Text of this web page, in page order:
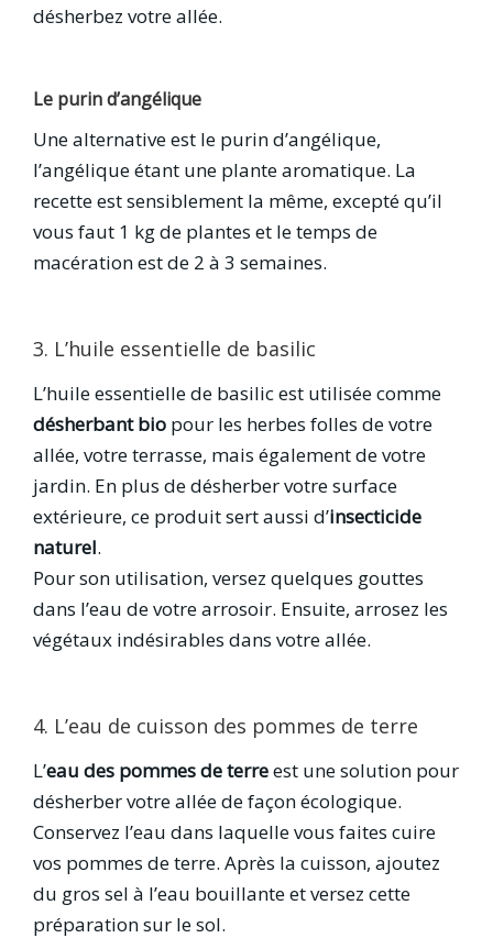
désherbez votre allée.
Le purin d’angélique
Une alternative est le purin d’angélique,
l’angélique étant une plante aromatique. La
recette est sensiblement la même, excepté qu’il
vous faut 1 kg de plantes et le temps de
macération est de 2 à 3 semaines.
3. L’huile essentielle de basilic
L’huile essentielle de basilic est utilisée comme
désherbant bio pour les herbes folles de votre
allée, votre terrasse, mais également de votre
jardin. En plus de désherber votre surface
extérieure, ce produit sert aussi d’insecticide
naturel.
Pour son utilisation, versez quelques gouttes
dans l’eau de votre arrosoir. Ensuite, arrosez les
végétaux indésirables dans votre allée.
4. L’eau de cuisson des pommes de terre
L’eau des pommes de terreest une solution pour
désherber votre allée de façon écologique.
Conservez l’eau dans laquelle vous faites cuire
vos pommes de terre. Après la cuisson, ajoutez
du gros sel à l’eau bouillante et versez cette
préparation sur le sol.